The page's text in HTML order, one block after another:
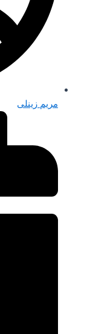
مریم زینلی